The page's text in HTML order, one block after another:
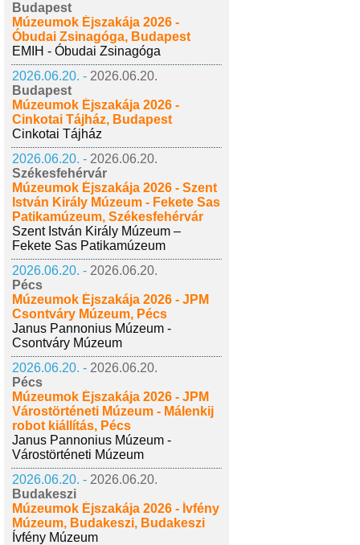
Budapest
Múzeumok Éjszakája 2026 -
Óbudai Zsinagóga, Budapest
EMIH - Óbudai Zsinagóga
2026.06.20. - 2026.06.20.
Budapest
Múzeumok Éjszakája 2026 -
Cinkotai Tájház, Budapest
Cinkotai Tájház
2026.06.20. - 2026.06.20.
Székesfehérvár
Múzeumok Éjszakája 2026 - Szent
István Király Múzeum - Fekete Sas
Patikamúzeum, Székesfehérvár
Szent István Király Múzeum –
Fekete Sas Patikamúzeum
2026.06.20. - 2026.06.20.
Pécs
Múzeumok Éjszakája 2026 - JPM
Csontváry Múzeum, Pécs
Janus Pannonius Múzeum -
Csontváry Múzeum
2026.06.20. - 2026.06.20.
Pécs
Múzeumok Éjszakája 2026 - JPM
Várostörténeti Múzeum - Málenkij
robot kiállítás, Pécs
Janus Pannonius Múzeum -
Várostörténeti Múzeum
2026.06.20. - 2026.06.20.
Budakeszi
Múzeumok Éjszakája 2026 - Ívfény
Múzeum, Budakeszi, Budakeszi
Ívfény Múzeum